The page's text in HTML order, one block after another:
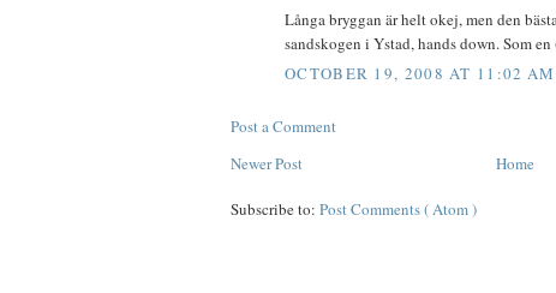
Långa bryggan är helt okej, men den
sandskogen i Ystad, hands down. Som
OCTOBER 19, 2008 AT 11:02 AM
Post a Comment
Newer Post
Home
Subscribe to: Post Comments ( Atom )